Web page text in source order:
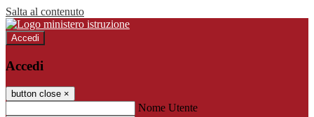
Salta al contenuto
Accedi
Accedi
button close ×
Nome Utente